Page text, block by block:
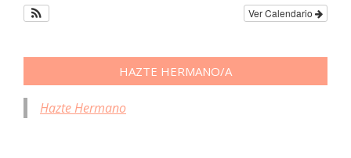
Ver Calendario
HAZTE HERMANO/A
Hazte Hermano